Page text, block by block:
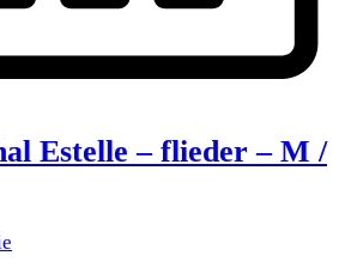
Estelle – flieder – M /